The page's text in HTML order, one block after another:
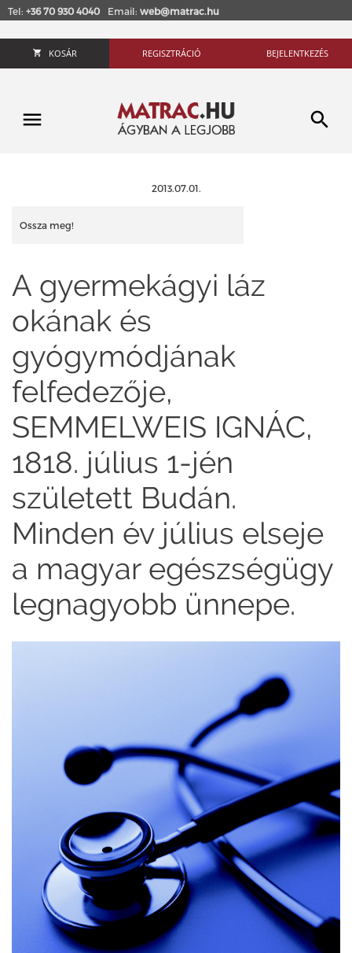
Tel: +36 70 930 4040 Email: web@matrac.hu
KOSÁR REGISZTRÁCIÓ BEJELENTKEZÉS
2013.07.01.
Ossza meg!
A gyermekágyi láz
okának és
gyógymódjának
felfedezője,
SEMMELWEIS IGNÁC,
1818. július 1-jén
született Budán.
Minden év július elseje
a magyar egészségügy
legnagyobb ünnepe.